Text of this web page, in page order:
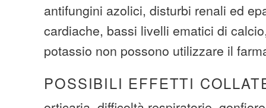
antifungini azolici, disturbi renali ed
cardiache, bassi livelli ematici di
potassio non possono utilizzare il
POSSIBILI EFFETTI